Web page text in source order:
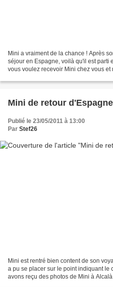
Mini a vraiment de la chance ! Après
séjour en Espagne, voilà qu'il est parti
vous voulez recevoir Mini chez vous et
Mini de retour d'Espagne
Publié le 23/05/2011 à 13:00
Par Stef26
Mini est rentré bien content de son
a pu se placer sur le point indiquant le
avons reçu des photos de Mini à